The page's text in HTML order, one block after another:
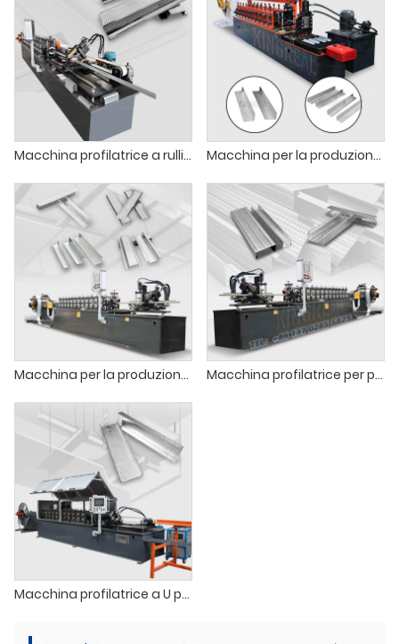
Macchina profilatrice a rulli per canali di fissaggio Macchina per la produzione di profili angolari per pareti
Macchina per la produzione di canaline metalliche per soffitti Macchina profilatrice per pannelli in gesso CD UD
Macchina profilatrice a U per profilati a U